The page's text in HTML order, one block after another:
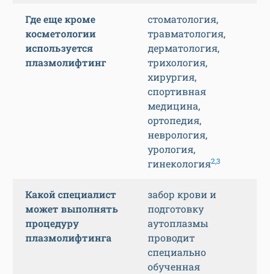
Где еще кроме
косметологии
используется
плазмолифтинг
стоматология,
травматология,
дерматология,
трихология,
хирургия,
спортивная
медицина,
ортопедия,
неврология,
урология,
гинекология2,3
Какой специалист
может выполнять
процедуру
плазмолифтинга
забор крови и
подготовку
аутоплазмы
проводит
специально
обученная